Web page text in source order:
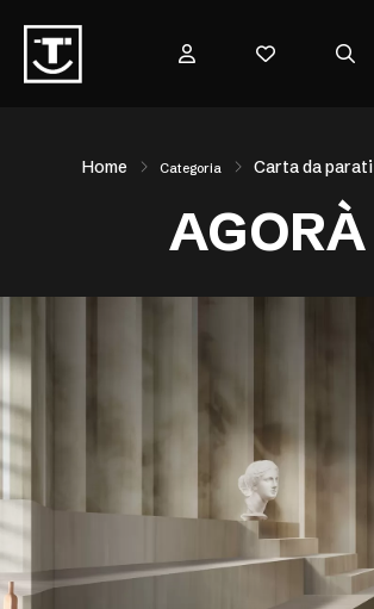
Home Categoria Carta da parati
AGORÀ